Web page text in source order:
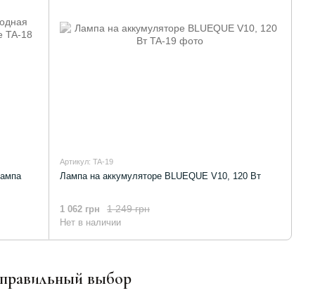
выбор
Артикул: TA-19
Лампа на аккумуляторе BLUEQUE V10, 120 Вт
1 249 грн
1 062 грн
Нет в наличии